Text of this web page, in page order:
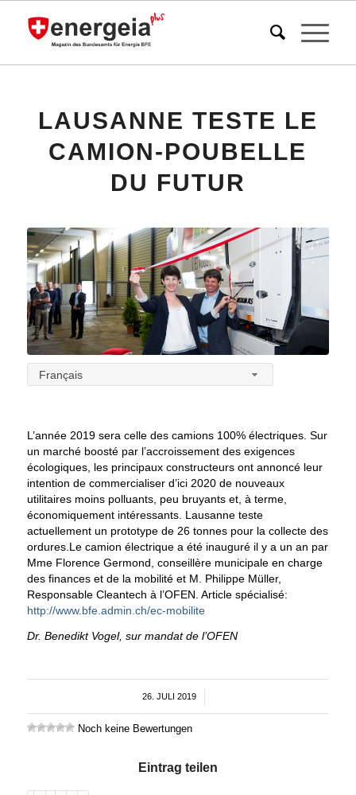
LAUSANNE TESTE LE
CAMION-POUBELLE
DU FUTUR
Français
L’année 2019 sera celle des camions 100% électriques. Sur
un marché boosté par l’accroissement des exigences
écologiques, les principaux constructeurs ont annoncé leur
intention de commercialiser d’ici 2020 de nouveaux
utilitaires moins polluants, peu bruyants et, à terme,
économiquement intéressants. Lausanne teste
actuellement un prototype de 26 tonnes pour la collecte des
ordures. Le camion électrique a été inauguré il y a un an par
Mme Florence Germond, conseillère municipale en charge
des finances et de la mobilité et M. Philippe Müller,
Responsable Cleantech à l’OFEN. Article spécialisé:
http://www.bfe.admin.ch/ec-mobilite
Dr. Benedikt Vogel, sur mandat de l’OFEN
26. JULI 2019
Noch keine Bewertungen
Eintrag teilen